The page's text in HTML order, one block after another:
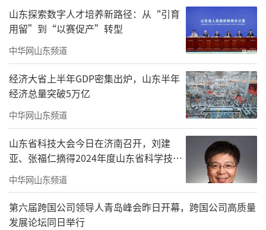
AI赋能：全链加持，质效双在线
海尔空调泰国春武里园区把AI与数字技术
深度融入研发、生产、质检、设备管理每一
环，让制造更精准、更可靠。
AI赋能，研发周期缩短30%；关键工序自
动化率达45%；AI视觉检测、AI噪音识别全覆
盖。
从用户需求下单到成品下线，全流程数据
可视、可控、可追溯，每一台空调都经得起全
球市场检验。
山东探索数字人才培养新路径：从“引育
用留”到“以赛促产”转型
中华网山东频道
经济大省上半年GDP密集出炉，山东半年
经济总量突破5万亿
中华网山东频道
山东省科技大会今日在济南召开，刘建
亚、张福仁摘得2024年度山东省科学技术
奖最高奖！
中华网山东频道
第六届跨国公司领导人青岛峰会昨日开幕，跨国公司高质量
发展论坛同日举行